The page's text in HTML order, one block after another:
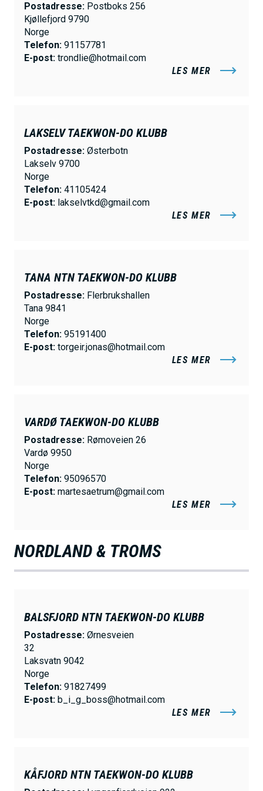
Postadresse: Postboks 256
Kjøllefjord 9790
Norge
Telefon: 91157781
E-post: trondlie@hotmail.com
LES MER
LAKSELV TAEKWON-DO KLUBB
Postadresse: Østerbotn
Lakselv 9700
Norge
Telefon: 41105424
E-post: lakselvtkd@gmail.com
LES MER
TANA NTN TAEKWON-DO KLUBB
Postadresse: Flerbrukshallen
Tana 9841
Norge
Telefon: 95191400
E-post: torgeir.jonas@hotmail.com
LES MER
VARDØ TAEKWON-DO KLUBB
Postadresse: Rømoveien 26
Vardø 9950
Norge
Telefon: 95096570
E-post: martesaetrum@gmail.com
LES MER
NORDLAND & TROMS
BALSFJORD NTN TAEKWON-DO KLUBB
Postadresse: Ørnesveien
32
Laksvatn 9042
Norge
Telefon: 91827499
E-post: b_i_g_boss@hotmail.com
LES MER
KÅFJORD NTN TAEKWON-DO KLUBB